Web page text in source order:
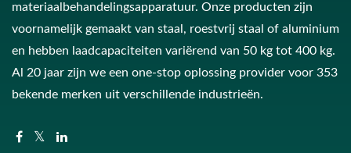
materiaalbehandelingsapparatuur. Onze producten zijn
voornamelijk gemaakt van staal, roestvrij staal of aluminium
en hebben laadcapaciteiten variërend van 50 kg tot 400 kg.
Al 20 jaar zijn we een one-stop oplossing provider voor 353
bekende merken uit verschillende industrieën.